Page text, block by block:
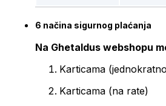
6 načina sigurnog plaćanja
Na Ghetaldus webshopu
Karticama
Karticama (na rate)